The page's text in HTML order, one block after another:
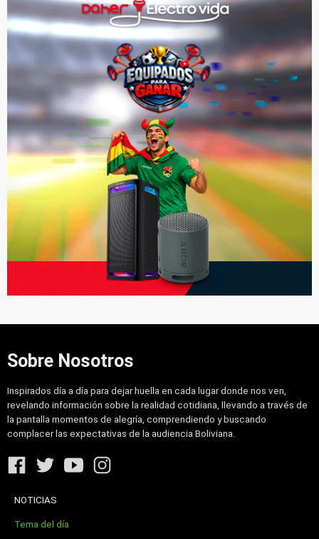
Sobre Nosotros
Inspirados día a día para dejar huella en cada lugar donde nos ven,
revelando información sobre la realidad cotidiana, llevando a través de
la pantalla momentos de alegría, comprendiendo y buscando
complacer las expectativas de la audiencia Boliviana.
NOTICIAS
Tema del día